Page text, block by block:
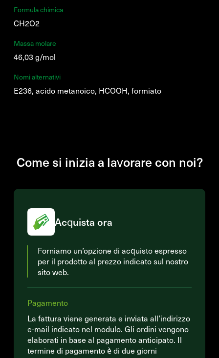
Formula chimica
CH2O2
Massa molare
46,03 g/mol
Nomi alternativi
E236, acido metanoico, HCOOH, formiato
Come si inizia a lavorare con noi?
Acquista ora
Forniamo un’opzione di acquisto espresso
per il prodotto al prezzo indicato sul nostro
sito web.
Pagamento
La fattura viene generata e inviata all’indirizzo
e-mail indicato nel modulo. Gli ordini vengono
elaborati in base al pagamento anticipato. Il
termine di pagamento è di due giorni